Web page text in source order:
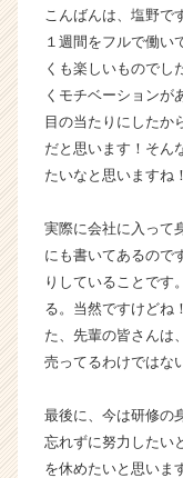
こんばんは、塩野で
１週間をフルで働い
くも楽しいものでし
くモチベーションが
目の当たりにしたか
だと思います！そん
たいなと思いますね
実際に会社に入って
にも書いてあるので
りしていることです
る。当然ですけどね
た、先輩の皆さんは
売ってるわけではな
最後に、今は研修の
忘れずに努力したい
を休めたいと思いま